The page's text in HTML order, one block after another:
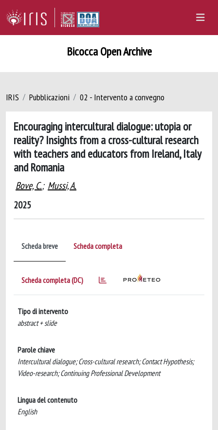
Bicocca Open Archive
IRIS Pubblicazioni 02 - Intervento a convegno
Encouraging intercultural dialogue: utopia or
reality? Insights from a cross-cultural research
with teachers and educators from Ireland, Italy
and Romania
Bove, C.; Mussi, A.
2025
Scheda breve Scheda completa
Scheda completa (DC)
Tipo di intervento
abstract + slide
Parole chiave
Intercultural dialogue; Cross-cultural research; Contact Hypothesis;
Video-research; Continuing Professional Development
Lingua del contenuto
English